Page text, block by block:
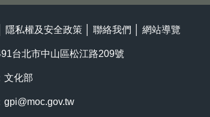
隱私權及安全政策 聯絡我們 網站導覽
台北市中山區松江路209號
文化部
gpi@moc.gov.tw